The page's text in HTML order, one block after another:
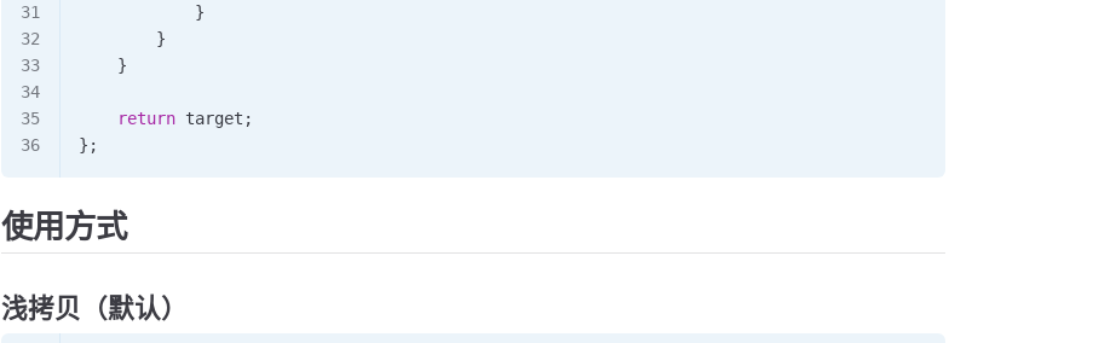
            }
        }
    }
    return
target ;
};
使用方式
浅拷贝（默认）